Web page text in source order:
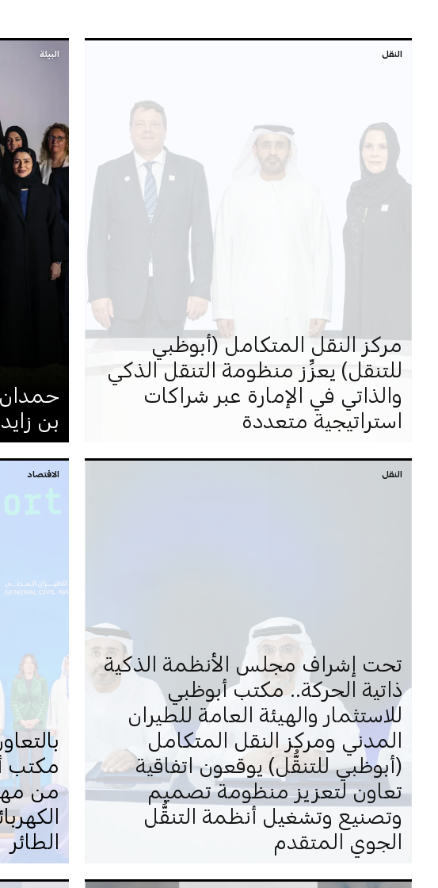
النقل
مركز النقل المتكامل (أبوظبي
للتنقل) يعزِّز منظومة التنقل الذكي
والذاتي في الإمارة عبر شراكات
استراتيجية متعددة
البيئة
حمدان
بن
النقل
تحت إشراف مجلس الأنظمة الذكية
ذاتية الحركة.. مكتب أبوظبي
للاستثمار والهيئة العامة للطيران
المدني ومركز النقل المتكامل
(أبوظبي للتنقُّل) يوقعون اتفاقية
تعاون لتعزيز منظومة تصميم
وتصنيع وتشغيل أنظمة التنقُّل
الجوي المتقدم
الاقتصاد
مكتب
من
الطائر